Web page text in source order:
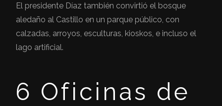
El presidente Díaz también convirtió el bosque
aledaño al Castillo en un parque público, con
calzadas, arroyos, esculturas, kioskos, e incluso el
lago artificial.
6 Oficinas de